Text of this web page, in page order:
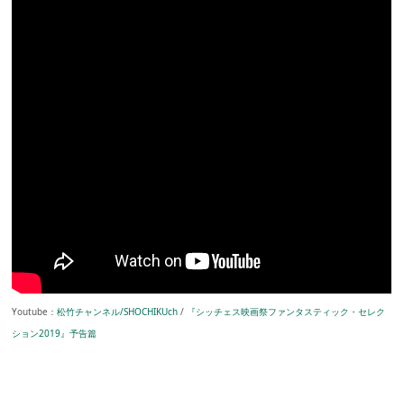
Youtube：松竹チャンネル/SHOCHIKUch /
『シッチェス映画祭ファンタスティック・セレク
ション2019』予告篇